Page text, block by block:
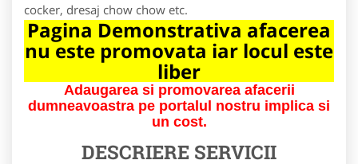
cocker, dresaj chow chow etc.
Pagina Demonstrativa afacerea
nu este promovata iar locul este
liber
Adaugarea si promovarea afacerii
dumneavoastra pe portalul nostru implica si
un cost.
DESCRIERE SERVICII